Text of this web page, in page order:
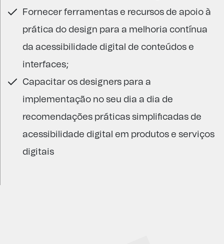
Fornecer ferramentas e recursos de apoio à
prática do design para a melhoria contínua
da acessibilidade digital de conteúdos e
interfaces;
Capacitar os designers para a
implementação no seu dia a dia de
recomendações práticas simplificadas de
acessibilidade digital em produtos e serviços
digitais